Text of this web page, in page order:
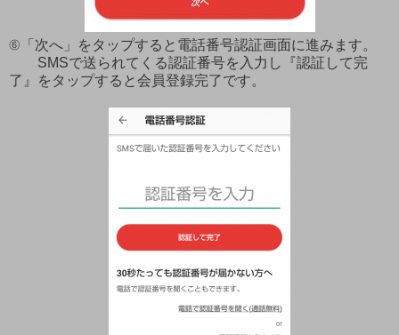
⑥「次へ」をタップすると電話番号認証画面に進みます。
SMSで送られてくる認証番号を入力し『認証して完
了』をタップすると会員登録完了です。